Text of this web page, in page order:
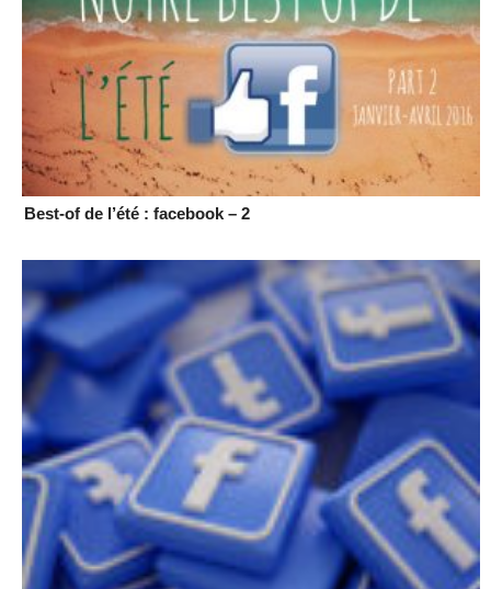
Best-of de l’été : facebook – 2